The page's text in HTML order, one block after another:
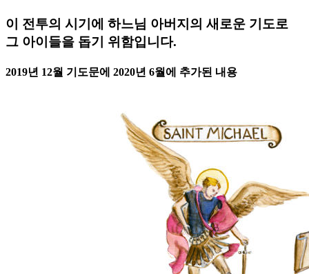
이 전투의 시기에 하느님 아버지의 새로운 기도로
그 아이들을 돕기 위함입니다.
2019년 12월 기도문에 2020년 6월에 추가된 내용